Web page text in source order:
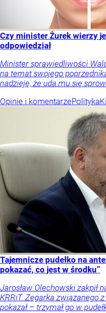
Czy minister Żurek wierzy
odpowiedział
Minister sprawiedliwości
na temat swojego
nadzieję, że uda mu się
Opinie i komentarzePolityka
Tajemnicze pudełko na
pokazać, co jest w środku”
Jarosław Olechowski zakpił
KRRiT. Zegarka związanego
pokazał – trzymał go w